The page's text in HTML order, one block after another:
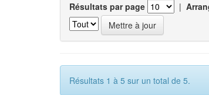
Résultats par page |
Résultats 1 à 5 sur un total de 5.